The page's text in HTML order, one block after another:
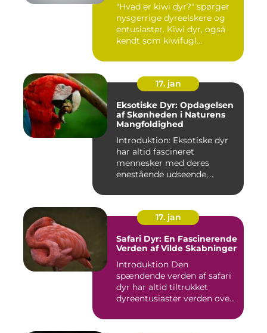
"Hvad er kiwi dyr?" spørger
nysgerrige dyreelskere og
entusiaster. Kiwi dyr, også
kendt som kiwifugl...
17. jan
Eksotiske Dyr: Opdagelsen
af Skønheden i Naturens
Mangfoldighed
Introduktion: Eksotiske dyr
har altid fascineret
mennesker med deres
enestående udseende,
17. jan
Safari Dyr: En Fascinerende
Verden af Vilde Skabninger
Introduktion Den
spændende verden af safari
dyr har altid tiltrukket
dyreentusiaster verden over.